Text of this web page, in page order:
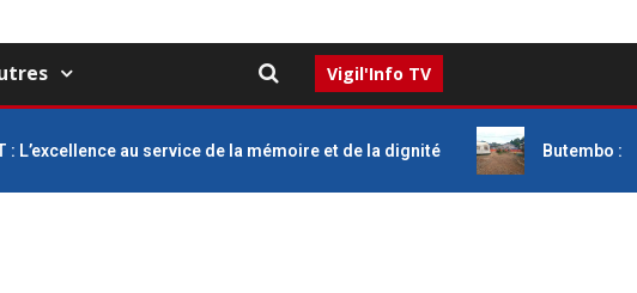
Vigil'Info TV
au service de la mémoire et de la dignité Butembo :